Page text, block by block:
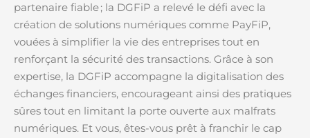
partenaire fiable ; la DGFiP a relevé le défi avec la
création de solutions numériques comme PayFiP,
vouées à simplifier la vie des entreprises tout en
renforçant la sécurité des transactions. Grâce à son
expertise, la DGFiP accompagne la digitalisation des
échanges financiers, encourageant ainsi des pratiques
sûres tout en limitant la porte ouverte aux malfrats
numériques. Et vous, êtes-vous prêt à franchir le cap